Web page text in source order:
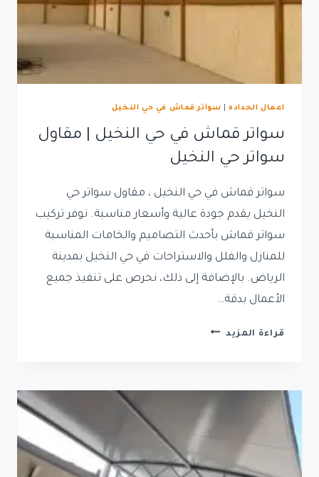
اعمال الحداده| سواتر قماش في حي النخيل
سواتر قماش في حي النخيل | مقاول
سواتر حي النخيل
سواتر قماش في حي النخيل ، مقاول سواتر حي
النخيل يقدم جودة عالية وأسعار مناسبة. نوفر تركيب
سواتر قماش بأحدث التصاميم والخامات المناسبة
للمنازل والفلل والاستراحات في حي النخيل بمدينة
الرياض. بالإضافة إلى ذلك، نحرص على تنفيذ جميع
الأعمال بدقة…
قراءة المزيد سواتر
سواتر
حي